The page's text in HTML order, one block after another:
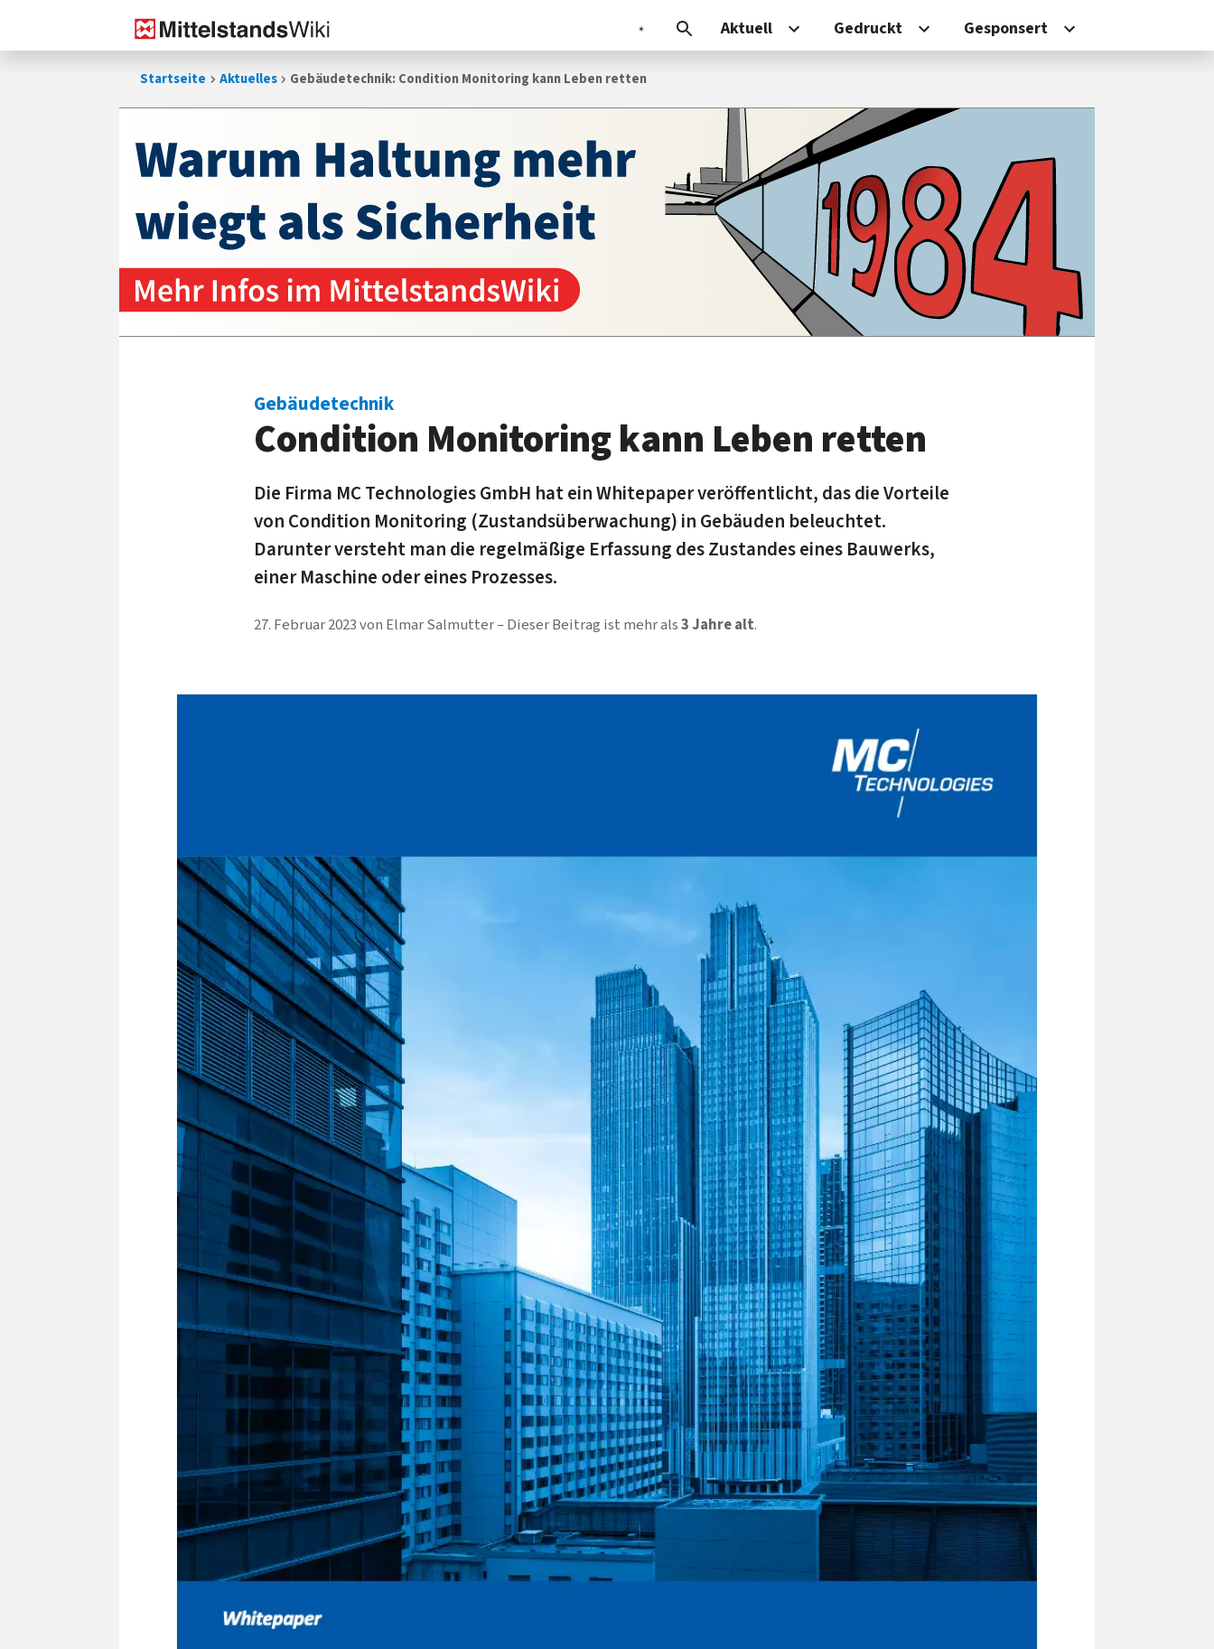
Aktuell Gedruckt Gesponsert
Startseite Aktuelles Gebäudetechnik: Condition Monitoring kann Leben retten
Gebäudetechnik
Condition Monitoring kann Leben retten
Die Firma MC Technologies GmbH hat ein Whitepaper veröffentlicht, das die Vorteile
von Condition Monitoring (Zustandsüberwachung) in Gebäuden beleuchtet.
Darunter versteht man die regelmäßige Erfassung des Zustandes eines Bauwerks,
einer Maschine oder eines Prozesses.
27. Februar 2023von Elmar Salmutter Dieser Beitrag ist mehr als3 Jahre alt.